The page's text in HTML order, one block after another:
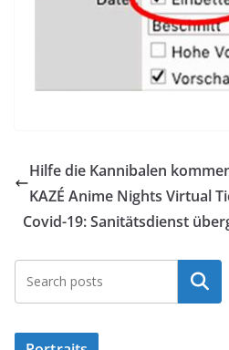
Hilfe die Kannibalen
KAZÉ Anime Nights Virtual
Covid-19: Sanitätsdienst
Suchen